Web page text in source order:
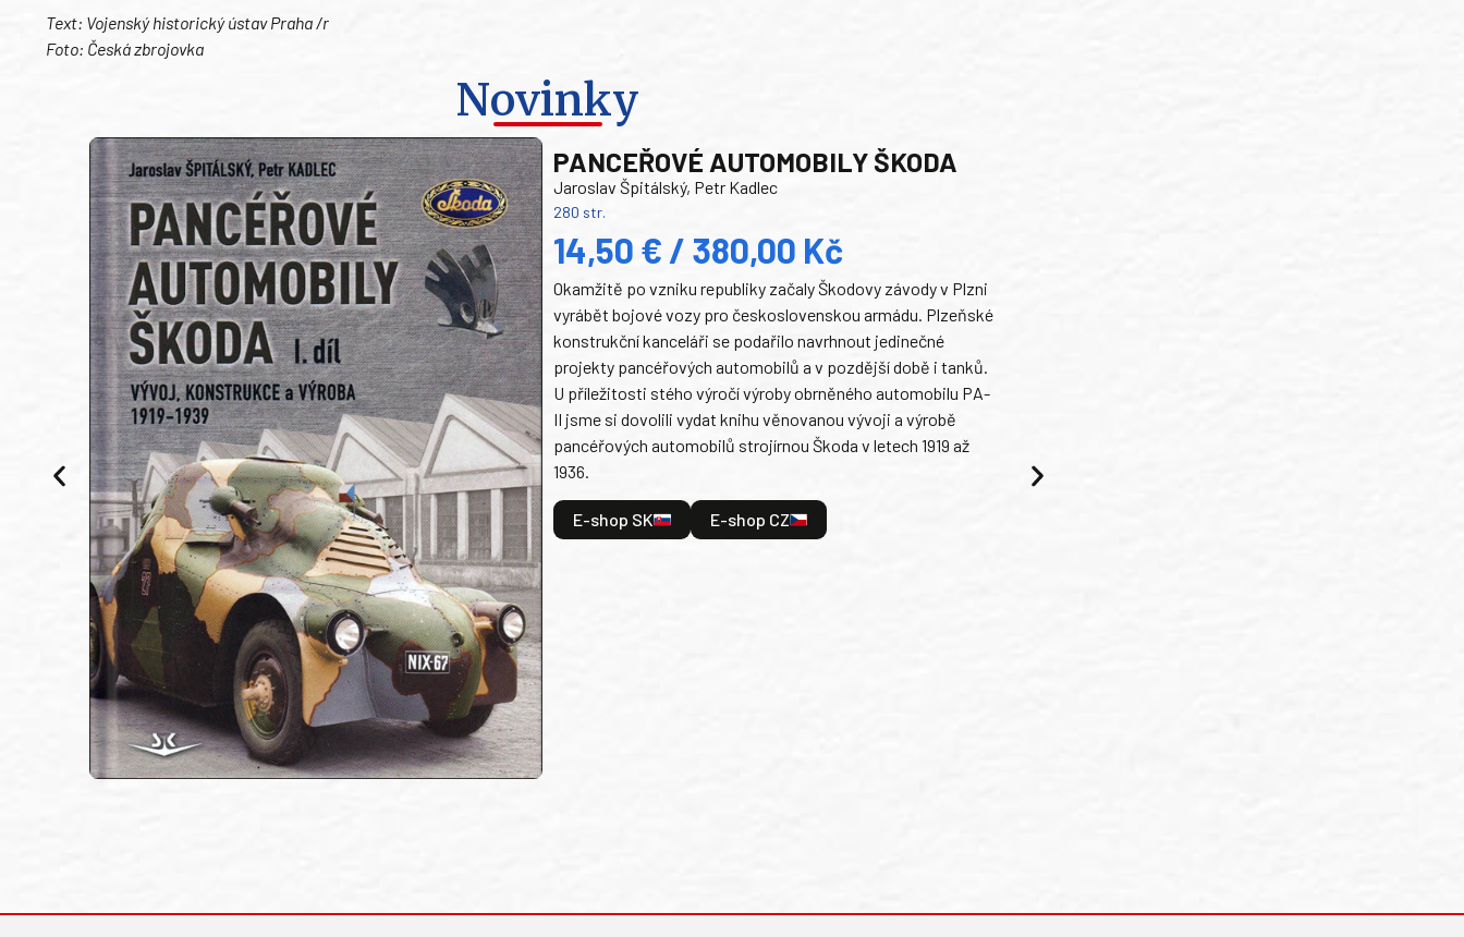
Text: Vojenský historický ústav Praha /r
Foto: Česká zbrojovka
Novinky
PANCEŘOVÉ AUTOMOBILY ŠKODA
Jaroslav Špitálský, Petr Kadlec
280 str.
14,50 € / 380,00 Kč
Okamžitě po vzniku republiky začaly Škodovy závody v Plzni
vyrábět bojové vozy pro československou armádu. Plzeňské
konstrukční kanceláři se podařilo navrhnout jedinečné
projekty pancéřových automobilů a v pozdější době i tanků.
U příležitosti stého výročí výroby obrněného automobilu PA-
II jsme si dovolili vydat knihu věnovanou vývoji a výrobě
pancéřových automobilů strojírnou Škoda v letech 1919 až
1936.
E-shop SK E-shop CZ